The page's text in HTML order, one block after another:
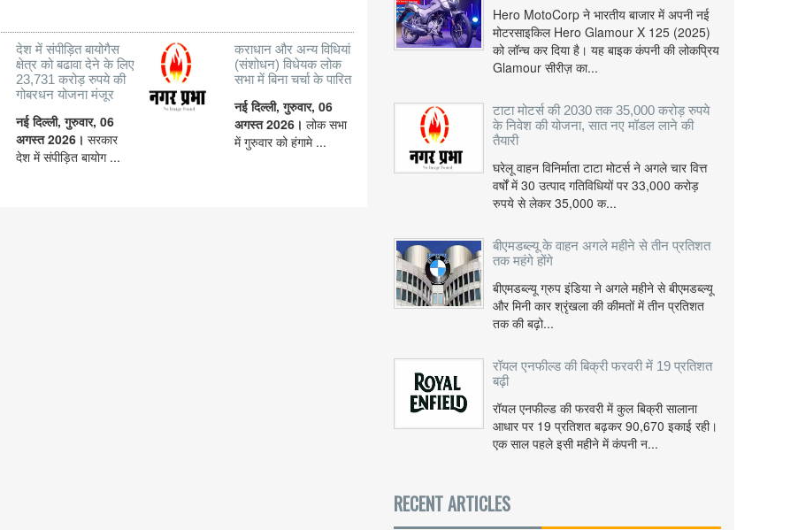
देश में संपीड़ित बायोगैस
क्षेत्र को बढावा देने के लिए
23,731 करोड़ रुपये की
गोबरधन योजना मंजूर
नई दिल्ली, गुरुवार, 06
अगस्त 2026।सरकार
देश में संपीड़ित बायोग ...
कराधान और अन्य विधियां
(संशोधन) विधेयक लोक
सभा में बिना चर्चा के पारित
नई दिल्ली, गुरुवार, 06
अगस्त 2026। लोक सभा
में गुरुवार को हंगामे ...
Hero MotoCorp ने भारतीय बाजार में अपनी नई
मोटरसाइकिल Hero Glamour X 125 (2025)
को लॉन्च कर दिया है। यह बाइक कंपनी की लोकप्रिय
Glamour सीरीज़ का...
टाटा मोटर्स की 2030 तक 35,000 करोड़ रुपये
के निवेश की योजना, सात नए मॉडल लाने की
तैयारी
घरेलू वाहन विनिर्माता टाटा मोटर्स ने अगले चार वित्त
वर्षों में 30 उत्पाद गतिविधियों पर 33,000 करोड़
रुपये से लेकर 35,000 क...
बीएमडब्ल्यू के वाहन अगले महीने से तीन प्रतिशत
तक महंगे होंगे
बीएमडब्ल्यू ग्रुप इंडिया ने अगले महीने से बीएमडब्ल्यू
और मिनी कार श्रृंखला की कीमतों में तीन प्रतिशत
तक की बढ़ो...
रॉयल एनफील्ड की बिक्री फरवरी में 19 प्रतिशत
बढ़ी
रॉयल एनफील्ड की फरवरी में कुल बिक्री सालाना
आधार पर 19 प्रतिशत बढ़कर 90,670 इकाई रही।
एक साल पहले इसी महीने में कंपनी न...
RECENT ARTICLES